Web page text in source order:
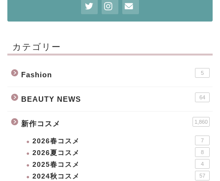
カテゴリー
Fashion 5
BEAUTY NEWS 64
新作コスメ 1,860
2026春コスメ 7
2026夏コスメ 8
2025春コスメ 4
2024秋コスメ 57